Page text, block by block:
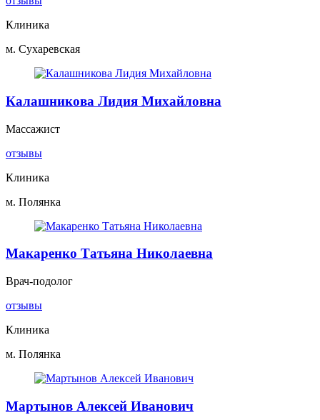
Клиника
м. Сухаревская
Калашникова Лидия Михайловна
Массажист
отзывы
Клиника
м. Полянка
Макаренко Татьяна Николаевна
Врач-подолог
отзывы
Клиника
м. Полянка
Мартынов Алексей Иванович